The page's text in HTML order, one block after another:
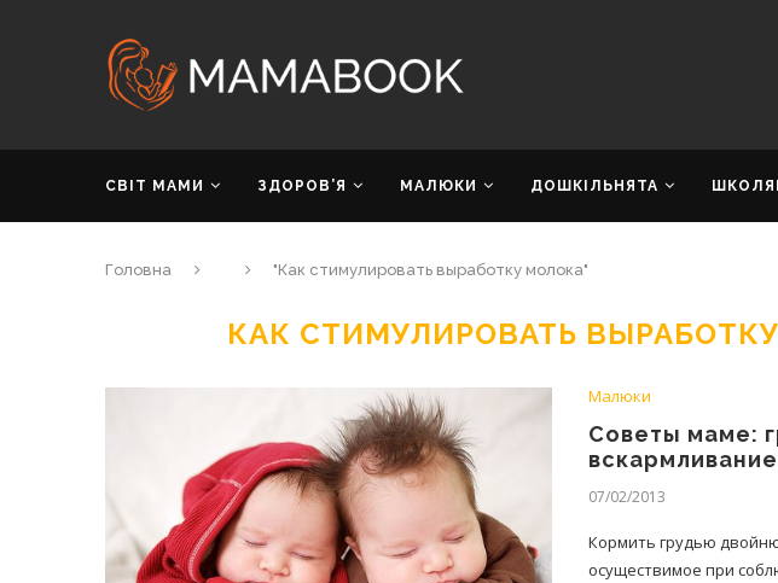
СВІТ МАМИ ЗДОРОВ’Я МАЛЮКИ ДОШКІЛЬНЯТА
Головна "Как стимулировать выработку молока"
КАК СТИМУЛИРОВАТЬ
Малюки
Советы маме:
07/02/2013
Кормить грудью
осуществимое при